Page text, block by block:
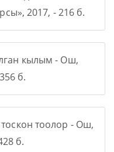
2017, - 216 б.
кылым - Ош,
б.
тоолор - Ош,
б.